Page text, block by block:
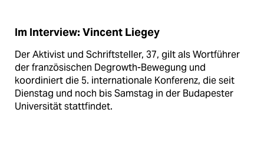
Im Interview: Vincent Liegey
Der Aktivist und Schriftsteller, 37, gilt als Wortführer
der französischen Degrowth-Bewegung und
koordiniert die 5. internationale Konferenz, die seit
Dienstag und noch bis Samstag in der Budapester
Universität stattfindet.